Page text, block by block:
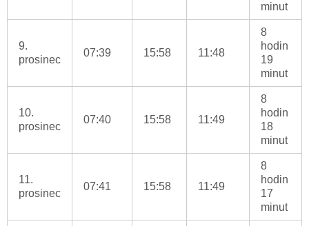
minut
9.
prosinec
07:39 15:58 11:48
8
hodin
19
minut
10.
prosinec
07:40 15:58 11:49
8
hodin
18
minut
11.
prosinec
07:41 15:58 11:49
8
hodin
17
minut